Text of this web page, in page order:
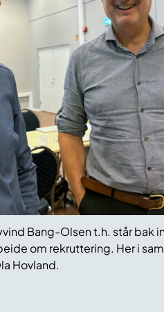
d Bang-Olsent.h. står bak
om rekruttering. Her i
Hovland.